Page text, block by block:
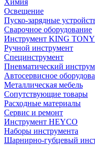
Химия
Освещение
Пуско-зарядные
Сварочное оборудование
Инструмент KING TONY
Ручной инструмент
Специнструмент
Пневматический
Автосервисное
Металлическая мебель
Сопутствующие товары
Расходные материалы
Сервис и ремонт
Инструмент HEYCO
Наборы инструмента
Шарнирно-губцевый